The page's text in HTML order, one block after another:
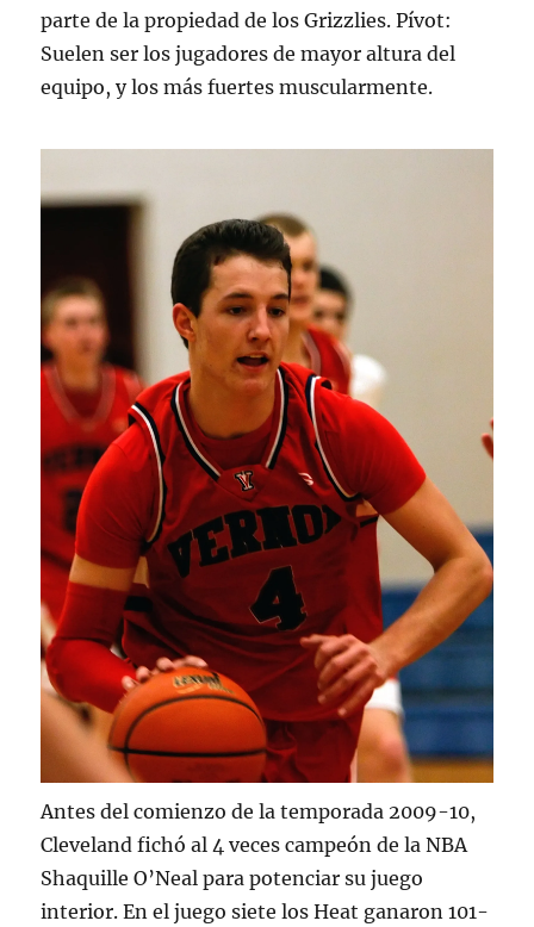
parte de la propiedad de los Grizzlies. Pívot:
Suelen ser los jugadores de mayor altura del
equipo, y los más fuertes muscularmente.
Antes del comienzo de la temporada 2009-10,
Cleveland fichó al 4 veces campeón de la NBA
Shaquille O’Neal para potenciar su juego
interior. En el juego siete los Heat ganaron 101-